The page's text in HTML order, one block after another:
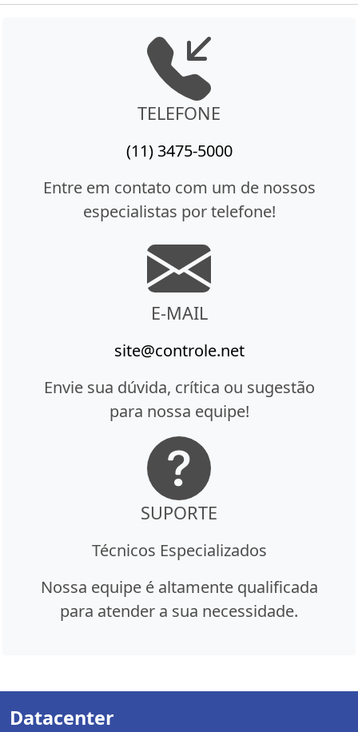
TELEFONE
(11) 3475-5000
Entre em contato com um de nossos
especialistas por telefone!
E-MAIL
site@controle.net
Envie sua dúvida, crítica ou sugestão
para nossa equipe!
SUPORTE
Técnicos Especializados
Nossa equipe é altamente qualificada
para atender a sua necessidade.
Datacenter